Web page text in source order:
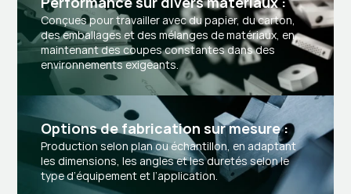
Conçues pour travailler avec du papier, du carton,
des emballages et des mélanges de matériaux, en
maintenant des coupes constantes dans des
environnements exigeants.
Options de fabrication sur mesure :
Production selon plan ou échantillon, en adaptant
les dimensions, les angles et les duretés selon le
type d’équipement et l’application.